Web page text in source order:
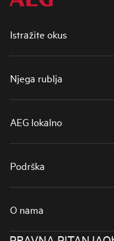
Istražite okus
Njega rublja
AEG lokalno
Podrška
O nama